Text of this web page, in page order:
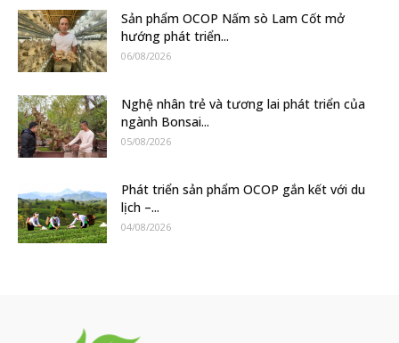
Sản phẩm OCOP Nấm sò Lam Cốt mở
hướng phát triển...
06/08/2026
Nghệ nhân trẻ và tương lai phát triển của
ngành Bonsai...
05/08/2026
Phát triển sản phẩm OCOP gắn kết với du
lịch –...
04/08/2026